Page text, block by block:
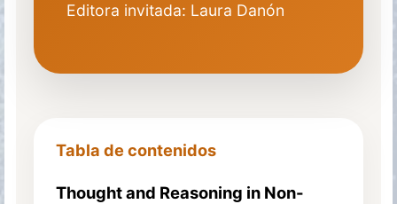
Editora invitada: Laura Danón
Tabla de contenidos
Thought and Reasoning in Non-